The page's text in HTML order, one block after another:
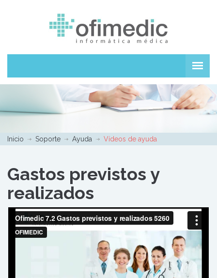
Inicio Soporte Ayuda Vídeos de ayuda
Gastos previstos y
realizados